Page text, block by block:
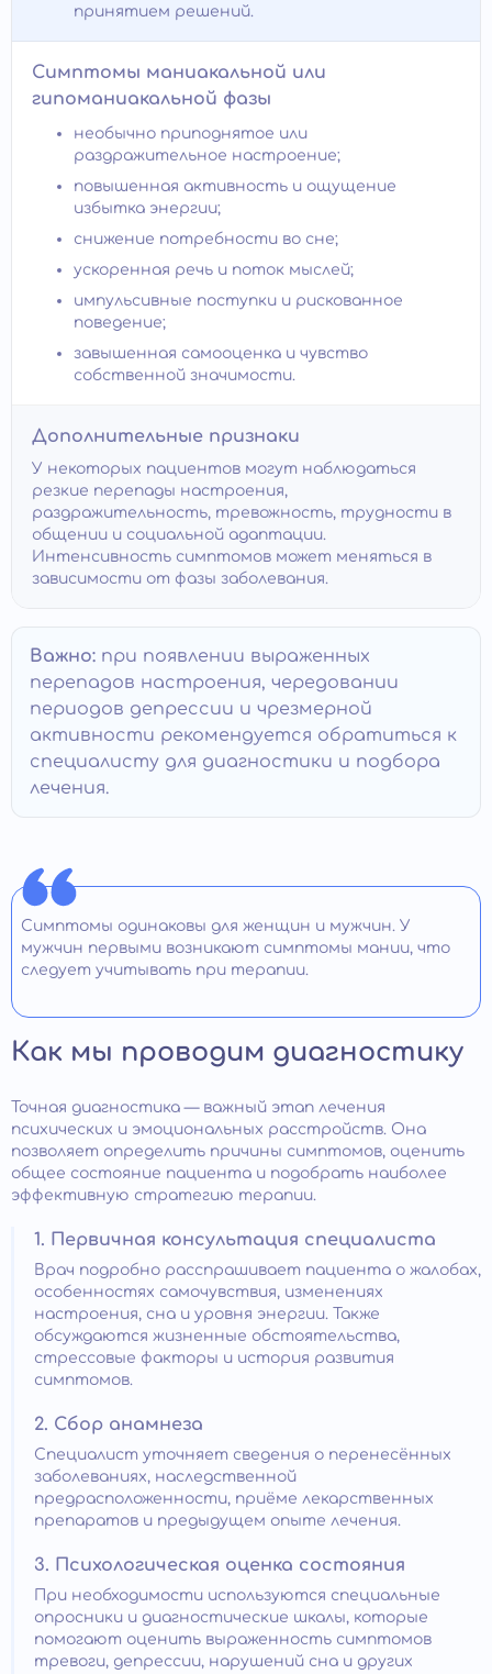
принятием решений.
Симптомы маниакальной или
гипоманиакальной фазы
необычно приподнятое или
раздражительное настроение;
повышенная активность и ощущение
избытка энергии;
снижение потребности во сне;
ускоренная речь и поток мыслей;
импульсивные поступки и рискованное
поведение;
завышенная самооценка и чувство
собственной значимости.
Дополнительные признаки
У некоторых пациентов могут наблюдаться
резкие перепады настроения,
раздражительность, тревожность, трудности в
общении и социальной адаптации.
Интенсивность симптомов может меняться в
зависимости от фазы заболевания.
Важно: при появлении выраженных
перепадов настроения, чередовании
периодов депрессии и чрезмерной
активности рекомендуется обратиться к
специалисту для диагностики и подбора
лечения.
Симптомы одинаковы для женщин и мужчин. У
мужчин первыми возникают симптомы мании, что
следует учитывать при терапии.
Как мы проводим диагностику
Точная диагностика — важный этап лечения
психических и эмоциональных расстройств. Она
позволяет определить причины симптомов, оценить
общее состояние пациента и подобрать наиболее
эффективную стратегию терапии.
1. Первичная консультация специалиста
Врач подробно расспрашивает пациента о жалобах,
особенностях самочувствия, изменениях
настроения, сна и уровня энергии. Также
обсуждаются жизненные обстоятельства,
стрессовые факторы и история развития
симптомов.
2. Сбор анамнеза
Специалист уточняет сведения о перенесённых
заболеваниях, наследственной
предрасположенности, приёме лекарственных
препаратов и предыдущем опыте лечения.
3. Психологическая оценка состояния
При необходимости используются специальные
опросники и диагностические шкалы, которые
помогают оценить выраженность симптомов
тревоги, депрессии, нарушений сна и других